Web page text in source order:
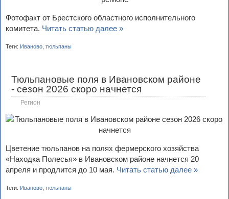
Фотофакт от Брестского областного исполнительного
комитета. Читать статью далее »
Теги: Иваново тюльпаны
Тюльпановые поля в Ивановском районе
- сезон 2026 скоро начнется
Регион
Цветение тюльпанов на полях фермерского хозяйства
«Находка Полесья» в Ивановском районе начнется 20
апреля и продлится до 10 мая. Читать статью далее »
Теги: Иваново тюльпаны